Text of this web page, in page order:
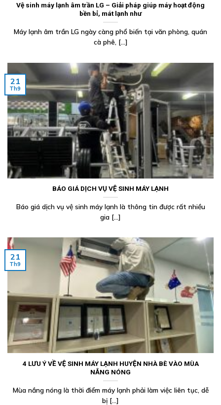
Vệ sinh máy lạnh âm trần LG – Giải pháp giúp máy hoạt động
bền bỉ, mát lạnh như
Máy lạnh âm trần LG ngày càng phổ biến tại văn phòng, quán
cà phê, [...]
BÁO GIÁ DỊCH VỤ VỆ SINH MÁY LẠNH
Báo giá dịch vụ vệ sinh máy lạnh là thông tin được rất nhiều
gia [...]
21
Th9
4 LƯU Ý VỀ VỆ SINH MÁY LẠNH HUYỆN NHÀ BÈ VÀO MÙA
NẮNG NÓNG
Mùa nắng nóng là thời điểm máy lạnh phải làm việc liên tục, dễ
bị [...]
21
Th9